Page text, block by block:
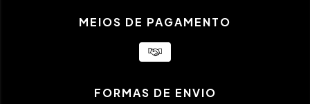
MEIOS DE PAGAMENTO
FORMAS DE ENVIO